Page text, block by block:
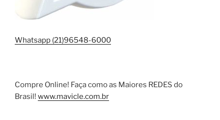
Whatsapp (21)96548-6000
Compre Online! Faça como as Maiores REDES do
Brasil! www.mavicle.com.br